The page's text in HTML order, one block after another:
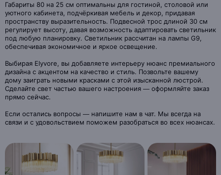
Габариты 80 на 25 см оптимальны для гостиной, столовой или
уютного кабинета, подчёркивая мебель и декор, придавая
пространству выразительность. Подвесной трос длиной 30 см
регулирует высоту, давая возможность адаптировать светильник
под любую планировку. Светильник рассчитан на лампы G9,
обеспечивая экономичное и яркое освещение.
Выбирая Elyvore, вы добавляете интерьеру нюанс премиального
дизайна с акцентом на качество и стиль. Позвольте вашему
дому заиграть новыми красками с этой изысканной люстрой.
Сделайте свет частью вашего настроения — оформляйте заказ
прямо сейчас.
Если остались вопросы — напишите нам в чат. Мы всегда на
связи и с удовольствием поможем разобраться во всех нюансах.